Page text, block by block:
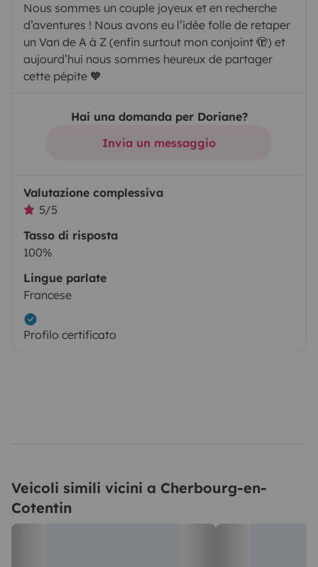
Nous sommes un couple joyeux et en recherche
d’aventures ! Nous avons eu l’idée folle de retaper
un Van de A à Z (enfin surtout mon conjoint 🫣) et
aujourd’hui nous sommes heureux de partager
cette pépite 🧡
Hai una domanda per Doriane?
Invia un messaggio
Valutazione complessiva
5/5
Tasso di risposta
100%
Lingue parlate
Francese
Profilo certificato
Veicoli simili vicini a Cherbourg-en-
Cotentin